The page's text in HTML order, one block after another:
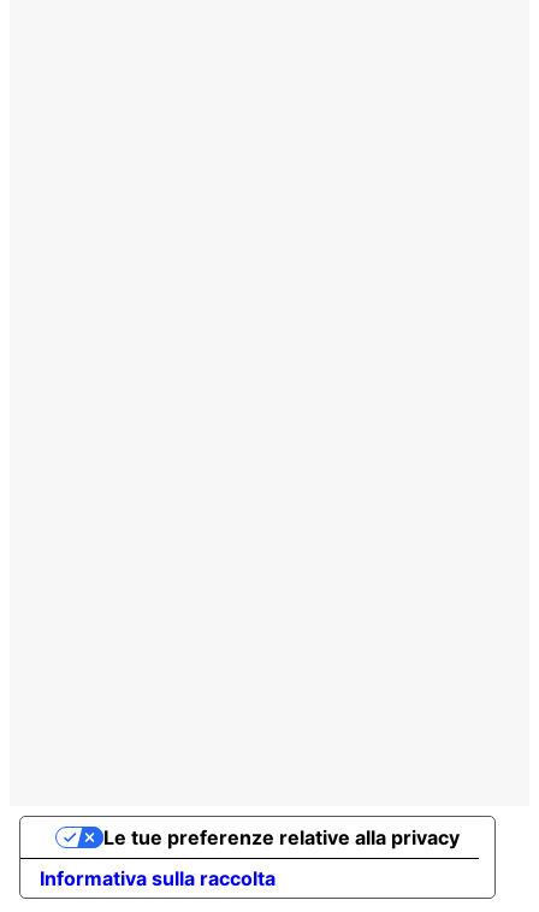
Informativa sulla raccolta
Le tue preferenze relative alla privacy